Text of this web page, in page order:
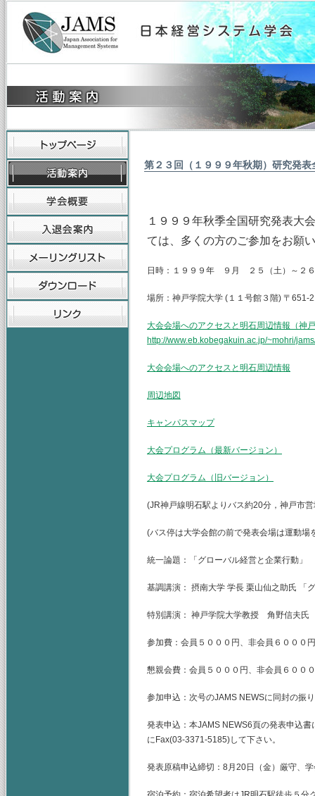
第２３回（１９９９年秋期）研究発表
１９９９年秋季全国研究発表大
ては、多くの方のご参加をお願
日時：１９９９年 ９月 ２５（土）～２
場所：神戸学院大学 (１１号館３階) 〒
大会会場へのアクセスと明石周辺情報（神
http://www.eb.kobegakuin.ac.jp/~mohri/
大会会場へのアクセスと明石周辺情報
周辺地図
キャンパスマップ
大会プログラム（最新バージョン）
大会プログラム（旧バージョン）
(JR神戸線明石駅よりバス約20分，神戸市
(バス停は大学会館の前で発表会場は運動場
統一論題：「グローバル経営と企業行動」
基調講演： 摂南大学 学長 栗山仙之助氏 「
特別講演： 神戸学院大学教授 角野信夫氏
参加費：会員５０００円、非会員６０００
懇親会費：会員５０００円、非会員６００
参加申込：次号のJAMS NEWSに同封の振
発表申込：本JAMS NEWS6頁の発表申込
にFax(03-3371-5185)して下さい。
発表原稿申込締切：8月20日（金）厳守、